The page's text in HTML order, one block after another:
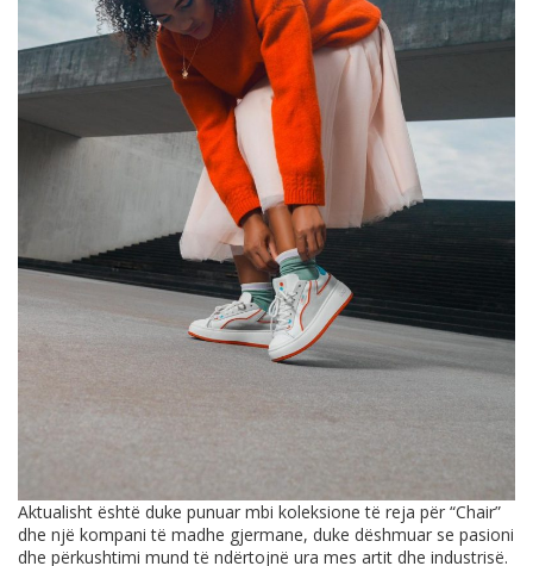
Aktualisht është duke punuar mbi koleksione të reja për “Chair”
dhe një kompani të madhe gjermane, duke dëshmuar se pasioni
dhe përkushtimi mund të ndërtojnë ura mes artit dhe industrisë.